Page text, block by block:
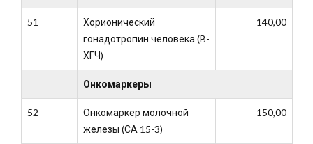
51
Хорионический
гонадотропин человека (B-
ХГЧ)
140,00
Онкомаркеры
52
Онкомаркер молочной
железы (СА 15-3)
150,00